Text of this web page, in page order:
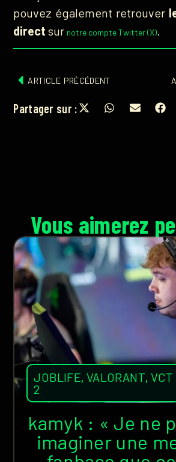
pouvez également retrouver
directsur notre compte Twitter (X).
ARTICLE PRÉCÉDENT
Partager sur :
Vous aimerez
JOBLIFE,VALORANT,VCT
2
kamyk : « Je ne
imaginer une